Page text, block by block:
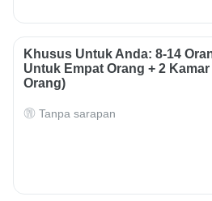
Khusus Untuk Anda: 8-14
Untuk Empat Orang + 2
Orang)
Tanpa sarapan